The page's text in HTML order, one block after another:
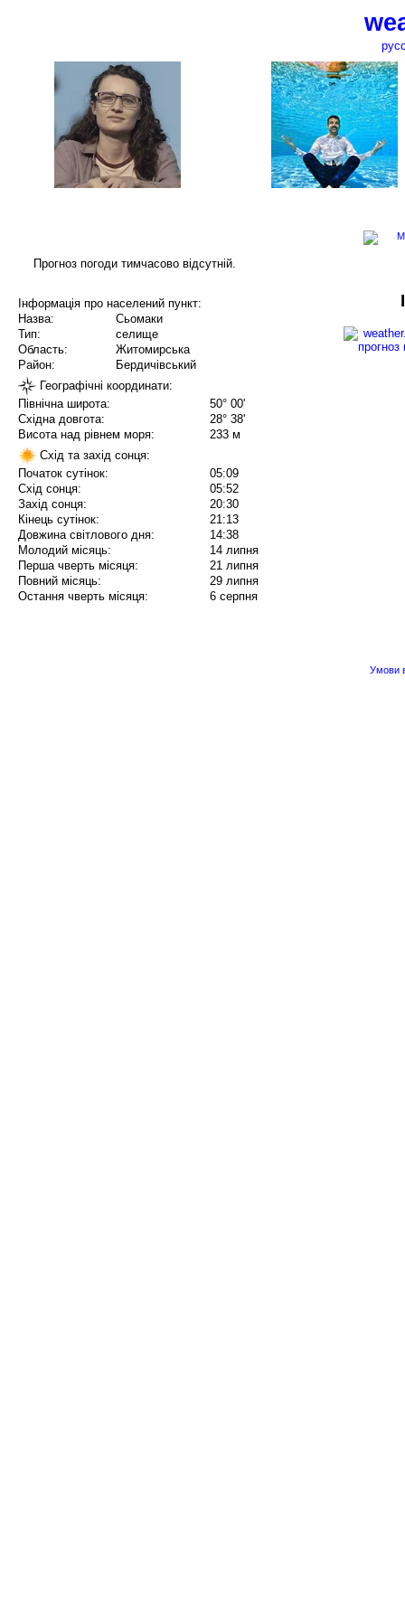
Прогноз погоди тимчасово відсутній.
Інформація про населений пункт:
Назва:
Сьомаки
Тип:
селище
Область:
Житомирська
Район:
Бердичівський
Географічні координати:
Північна широта:
50° 00'
Східна довгота:
28° 38'
Висота над рівнем моря:
233 м
Схід та захід сонця:
Початок сутінок:
05:09
Схід сонця:
05:52
Захід сонця:
20:30
Кінець сутінок:
21:13
Довжина світлового дня:
14:38
Молодий місяць:
14 липня
Перша чверть місяця:
21 липня
Повний місяць:
29 липня
Остання чверть місяця:
6 серпня
Умови